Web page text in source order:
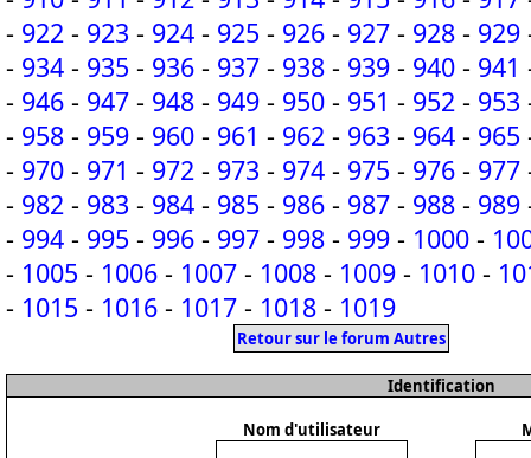
- 922 - 923 - 924 - 925 - 926 - 927 - 928 - 929
- 934 - 935 - 936 - 937 - 938 - 939 - 940 - 941
- 946 - 947 - 948 - 949 - 950 - 951 - 952 - 953
- 958 - 959 - 960 - 961 - 962 - 963 - 964 - 965
- 970 - 971 - 972 - 973 - 974 - 975 - 976 - 977
- 982 - 983 - 984 - 985 - 986 - 987 - 988 - 989
- 994 - 995 - 996 - 997 - 998 - 999 - 1000 -
- 1005 - 1006 - 1007 - 1008 - 1009 - 1010 -
- 1015 - 1016 - 1017 - 1018 - 1019
Retour sur le forum Autres
Identification
Nom d'utilisateur